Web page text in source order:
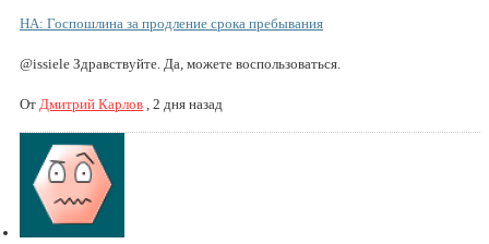
НА: Госпошлина за продление срока пребывания
@issiele Здравствуйте. Да, можете воспользоваться.
От Дмитрий Карлов , 2 дня назад